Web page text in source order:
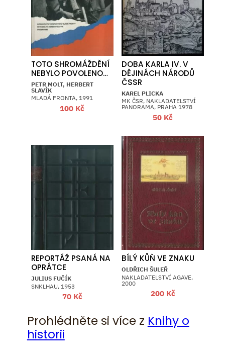
TOTO SHROMÁŽDĚNÍ
NEBYLO POVOLENO…
PETR MOLT, HERBERT
SLAVÍK
MLADÁ FRONTA, 1991
100 Kč
DOBA KARLA IV. V
DĚJINÁCH NÁRODŮ
ČSSR
KAREL PLICKA
MK ČSR, NAKLADATELSTVÍ
PANORAMA, PRAHA 1978
50 Kč
REPORTÁŽ PSANÁ NA
OPRÁTCE
JULIUS FUČÍK
SNKLHAU, 1953
70 Kč
BÍLÝ KŮŇ VE ZNAKU
OLDŘICH ŠULEŘ
NAKLADATELSTVÍ AGAVE,
2000
200 Kč
Prohlédněte si více z Knihy o
historii